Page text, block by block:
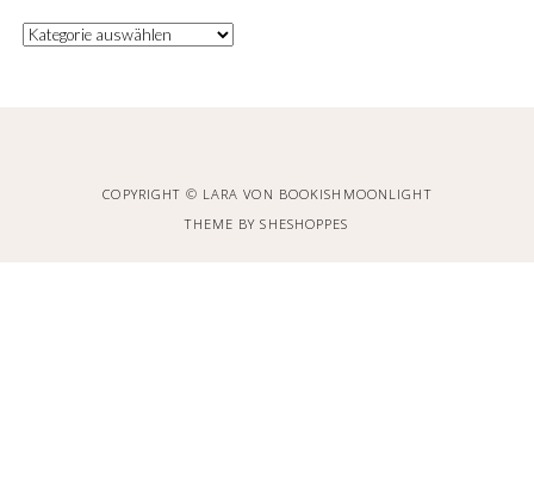
COPYRIGHT © LARA VON BOOKISHMOONLIGHT
THEME BYSHESHOPPES